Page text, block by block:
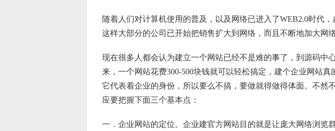
随着人们对计算机使用的普及，以及网络已进入了WEB2.0时代
这样大部分的公司已开始把销售扩大到网络，而且不断地加大网
现在很多人都会认为建立一个网站已经不是难的事了，到源码中
来，一个网站花费300-500块钱就可以轻松搞定，建个企业网站
它代表着企业的身份，所以要么不搞，要做就得做得体面。不
应要把握下面三个基本点：
一．企业网站的定位。企业建官方网站目的就是让庞大网络浏